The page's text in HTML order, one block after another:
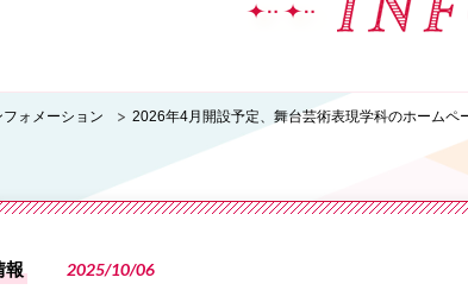
ォメーション 2026年4月開設予定、舞台芸術表現学科のホームペ
報 2025/10/06